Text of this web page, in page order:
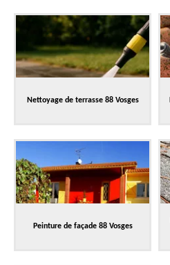
Nettoyage de terrasse 88 Vosges
Peinture de façade 88 Vosges